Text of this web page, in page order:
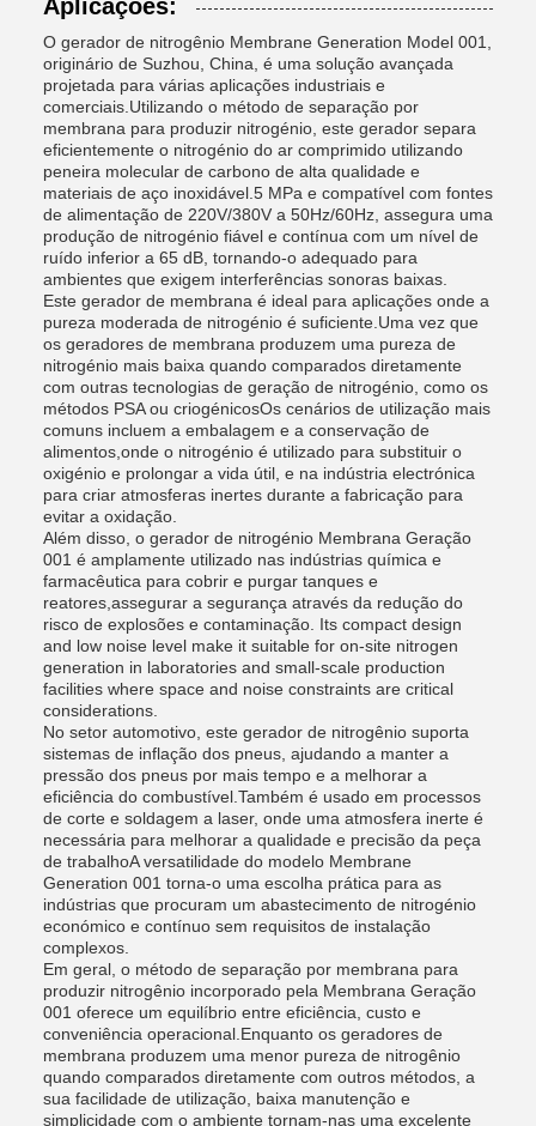
Aplicações:
O gerador de nitrogênio Membrane Generation Model 001,
originário de Suzhou, China, é uma solução avançada
projetada para várias aplicações industriais e
comerciais.Utilizando o método de separação por
membrana para produzir nitrogénio, este gerador separa
eficientemente o nitrogénio do ar comprimido utilizando
peneira molecular de carbono de alta qualidade e
materiais de aço inoxidável.5 MPa e compatível com fontes
de alimentação de 220V/380V a 50Hz/60Hz, assegura uma
produção de nitrogénio fiável e contínua com um nível de
ruído inferior a 65 dB, tornando-o adequado para
ambientes que exigem interferências sonoras baixas.
Este gerador de membrana é ideal para aplicações onde a
pureza moderada de nitrogénio é suficiente.Uma vez que
os geradores de membrana produzem uma pureza de
nitrogénio mais baixa quando comparados diretamente
com outras tecnologias de geração de nitrogénio, como os
métodos PSA ou criogénicosOs cenários de utilização mais
comuns incluem a embalagem e a conservação de
alimentos,onde o nitrogénio é utilizado para substituir o
oxigénio e prolongar a vida útil, e na indústria electrónica
para criar atmosferas inertes durante a fabricação para
evitar a oxidação.
Além disso, o gerador de nitrogénio Membrana Geração
001 é amplamente utilizado nas indústrias química e
farmacêutica para cobrir e purgar tanques e
reatores,assegurar a segurança através da redução do
risco de explosões e contaminação. Its compact design
and low noise level make it suitable for on-site nitrogen
generation in laboratories and small-scale production
facilities where space and noise constraints are critical
considerations.
No setor automotivo, este gerador de nitrogênio suporta
sistemas de inflação dos pneus, ajudando a manter a
pressão dos pneus por mais tempo e a melhorar a
eficiência do combustível.Também é usado em processos
de corte e soldagem a laser, onde uma atmosfera inerte é
necessária para melhorar a qualidade e precisão da peça
de trabalhoA versatilidade do modelo Membrane
Generation 001 torna-o uma escolha prática para as
indústrias que procuram um abastecimento de nitrogénio
económico e contínuo sem requisitos de instalação
complexos.
Em geral, o método de separação por membrana para
produzir nitrogênio incorporado pela Membrana Geração
001 oferece um equilíbrio entre eficiência, custo e
conveniência operacional.Enquanto os geradores de
membrana produzem uma menor pureza de nitrogênio
quando comparados diretamente com outros métodos, a
sua facilidade de utilização, baixa manutenção e
simplicidade com o ambiente tornam-nas uma excelente